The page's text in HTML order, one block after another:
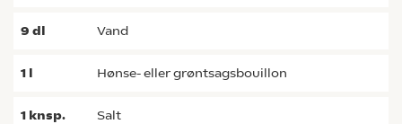
9 dl vand
1 l hønse- eller grøntsagsbouillon
1 knsp. salt